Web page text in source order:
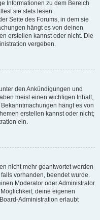
Informationen zu dem Bereich
sie stets lesen.
Seite des Forums, in dem sie
hängt es von deinen
erstellen kannst oder nicht. Die
vergeben.
den Ankündigungen und
meist einen wichtigen Inhalt,
hängt es von
erstellen kannst oder nicht;
ein.
nicht mehr geantwortet werden
vorhanden, beendet wurde.
Moderator oder Administrator
deine eigenen
Administration erlaubt